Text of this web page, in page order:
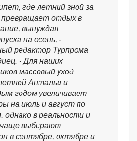
где летний зной за
превращает отдых в
вынуждая
на осень, -
редактор Турпрома
- Для наших
массовый уход
Антальи и
годом увеличивает
на июль и август по
однако в реальности и
выбирают
в сентябре, октябре и